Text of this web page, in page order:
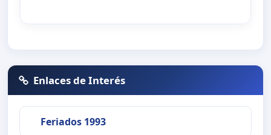
Enlaces de Interés
Feriados 1993